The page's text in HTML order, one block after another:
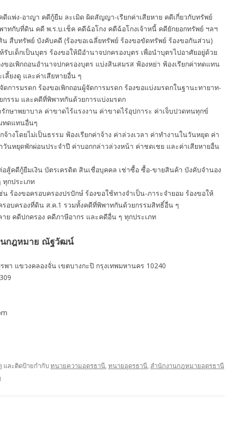
แพ่ง-อาญา คดีกู้ยืม ละเมิด ผิดสัญญา-เรียกค่าเสียหาย คดีเกี่ยวกับทรัพย์
ทกับที่ดิน คดี พ.ร.บ.เช็ค คดีฉ้อโกง คดีฉ้อโกงเจ้าหนี้ คดียักยอกทรัพย์ ฯลฯ
สืบทรัพย์ บังคับคดี (ร้องขอเฉลี่ยทรัพย์ ร้องขอขัดทรัพย์ ร้องขอกันส่วน)
รับเด็กเป็นบุตร ร้องขอให้มีอำนาจปกครองบุตร เพื่อนำบุตรไปอาศัยอยู่ด้วย
ขอเพิกถอนอำนาจปกครองบุตร แบ่งสินสมรส ฟ้องหย่า ฟ้องเรียกค่าทดแทน
ลี้ยงดู และค่าเสียหายอื่น ๆ
ดการมรดก ร้องขอเพิกถอนผู้จัดการมรดก ร้องขอแบ่งมรดกในฐานะทายาท-
รรม และคดีที่พิพาทกันด้วยการแบ่งมรดก
รักษาพยาบาล ค่าขาดไร้แรงงาน ค่าขาดไร้อุปการะ ค่าเจ็บปวดทนทุกข์
ทดแทนอื่นๆ
างโดยไม่เป็นธรรม ฟ้องเรียกค่าจ้าง ค่าล่วงเวลา ค่าทํางานในวันหยุด ค่า
วันหยุดพักผ่อนประจำปี ค่าบอกกล่าวล่วงหน้า ค่าชดเชย และค่าเสียหายอื่น
สู้คดีกู้ยืมเงิน บัตรเครดิต สินเชื่อบุคคล เช่าซื้อ ซื้อ-ขายสินค้า บังคับจำนอง
กประเภท
น ร้องขอครอบครองปรปักษ์ ร้องขอใช้ทางจำเป็น-ภาระจำยอม ร้องขอให้
อบครองที่ดิน ส.ค.1 รวมทั้งคดีที่พิพาทกันด้วยกรรมสิทธิ์อื่น ๆ
ย คดีปกครอง คดีภาษีอากร และคดีอื่น ๆ ทุกประเภท
กฎหมาย ณัฐวัฒน์
า แขวงคลองจั่น เขตบางกะปิ กรุงเทพมหานคร 10240
และติดป้ายกำกับทนายความอุดรธานี,ทนายอุดรธานี, สำนักงานกฎหมายอุดรธานี